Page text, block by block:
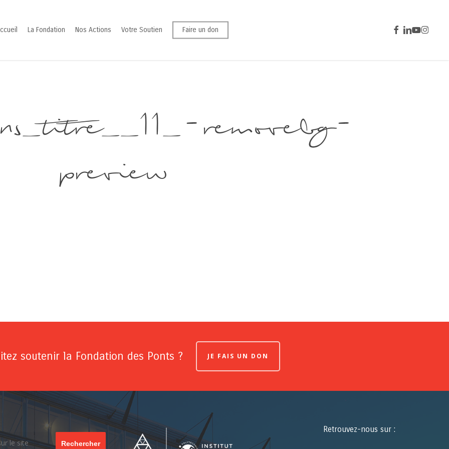
La Fondation Nos Actions Votre Soutien Faire un don facebook
linkedin
youtubeinstagram
removebg-
preview
soutenir la Fondation des Ponts ? JE FAIS UN DON
Rechercher
Retrouvez-nous sur :